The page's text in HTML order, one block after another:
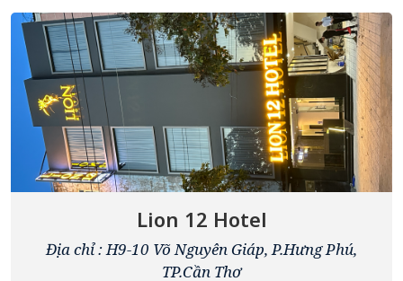
Lion 12 Hotel
Địa chỉ : H9-10 Võ Nguyên Giáp, P.Hưng Phú,
TP.Cần Thơ